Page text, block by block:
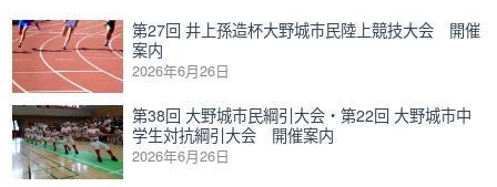
第27回 井上孫造杯大野城市民陸上競技大会 開催
案内
2026年6月26日
第38回 大野城市民綱引大会・第22回 大野城市中
学生対抗綱引大会 開催案内
2026年6月26日